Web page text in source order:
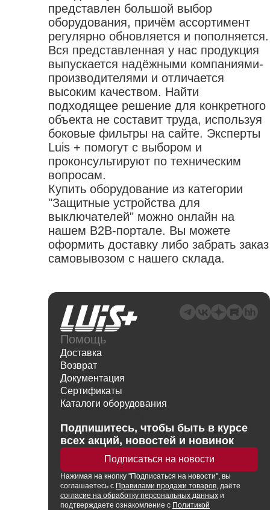
насадки для клеевого пистолета
наборы ручного инструмента
комбинированные
штроборезы
фрезы
шлифовальные расходные материалы
щетки зачистные
аккумуляторы для электроинструмента
приспособления для
электроинструмента
устройства удерживающие
патроны зажимные
переходники для электроинструмента
насадки
клеммы заземления
принадлежности для сварки
оборудование паяльное
горелки газовые
лампы паяльные
припой
флюсы
аксессуары для пайки
сумки для инструмента
пояса для инструментов
контейнеры
шкафы
кейсы для инструмента
одежда защитная
защита органов зрения
защита органов слуха
защита рук
защита головы
одежда одноразовая
наколенники
жилеты
коврики диэлектрические
обувь
представлен большой выбор
оборудования, причём ассортимент
регулярно обновляется и пополняется.
Вся представленная у нас продукция
выпускается надёжными компаниями-
производителями и отличается
высоким качеством. Найти
подходящее решение для конкретного
объекта не составит труда, используя
боковые фильтры на сайте. Эксперты
Luis + помогут с выбором и
проконсультируют по техническим
вопросам.
Купить оборудование из категории
"Защитные устройства для
выключателей" можно онлайн на
нашем B2B-портале. Вы можете
оформить доставку либо забрать заказ
самовывозом с нашего склада.
Помощь
Доставка
Возврат
Документация
Сертификаты
Каталоги оборудования
Подпишитесь, чтобы быть в курсе
всех акций, новостей и новинок
Подписаться на новости
Нажимая на кнопку "Подписаться на новости", вы
соглашаетесь с Правилами продажи товаров, даёте
согласие на обработку персональных данных и
подтверждаете ознакомление с Политикой